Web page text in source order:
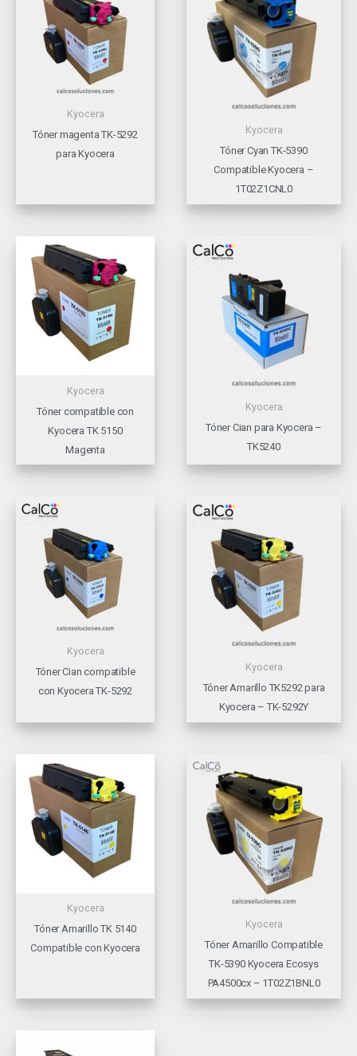
Kyocera
Tóner magenta TK-5292
para Kyocera
Kyocera
Tóner Cyan TK-5390
Compatible Kyocera –
1T02Z1CNL0
Kyocera
Tóner compatible con
Kyocera TK 5150
Magenta
Kyocera
Tóner Cian para Kyocera –
TK5240
Kyocera
Tóner Cian compatible
con Kyocera TK-5292
Kyocera
Tóner Amarillo TK5292 para
Kyocera – TK-5292Y
Kyocera
Tóner Amarillo TK 5140
Compatible con Kyocera
Kyocera
Tóner Amarillo Compatible
TK-5390 Kyocera Ecosys
PA4500cx – 1T02Z1BNL0